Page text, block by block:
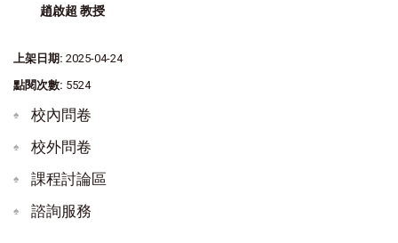
趙啟超 教授
上架日期: 2025-04-24
點閱次數: 5524
校內問卷
校外問卷
課程討論區
諮詢服務